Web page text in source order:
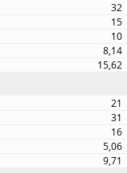
32
15
10
8,14
15,62
21
31
16
5,06
9,71